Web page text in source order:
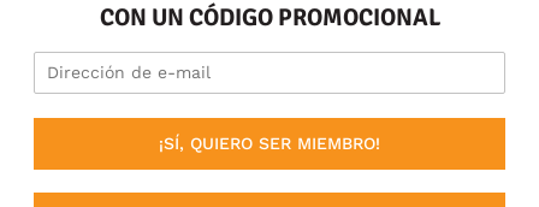
CON UN CÓDIGO PROMOCIONAL
¡SÍ, QUIERO SER MIEMBRO!